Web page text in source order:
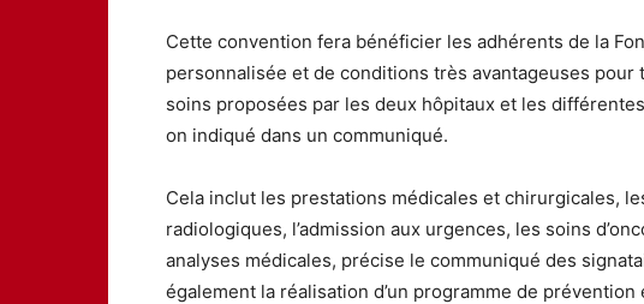
Cette convention fera bénéficier les adhérents de la
personnalisée et de conditions très avantageuses
soins proposées par les deux hôpitaux et les
on indiqué dans un communiqué.
Cela inclut les prestations médicales et chirurgicales,
radiologiques, l’admission aux urgences, les soins
analyses médicales, précise le communiqué des
également la réalisation d’un programme de